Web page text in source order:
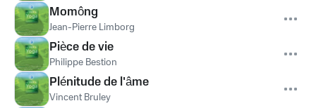
Momông
Jean-Pierre Limborg
Pièce de vie
Philippe Bestion
Plénitude de l'âme
Vincent Bruley